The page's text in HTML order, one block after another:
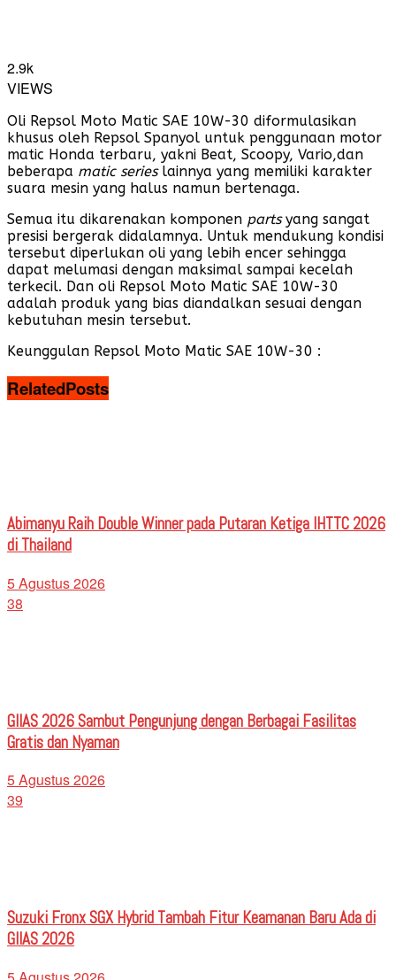
2.9k
VIEWS
Oli Repsol Moto Matic SAE 10W-30 diformulasikan
khusus oleh Repsol Spanyol untuk penggunaan motor
matic Honda terbaru, yakni Beat, Scoopy, Vario,dan
beberapa matic serieslainnya yang memiliki karakter
suara mesin yang halus namun bertenaga.
Semua itu dikarenakan komponen partsyang sangat
presisi bergerak didalamnya. Untuk mendukung kondisi
tersebut diperlukan oli yang lebih encer sehingga
dapat melumasi dengan maksimal sampai kecelah
terkecil. Dan oli Repsol Moto Matic SAE 10W-30
adalah produk yang bias diandalkan sesuai dengan
kebutuhan mesin tersebut.
Keunggulan Repsol Moto Matic SAE 10W-30 :
RelatedPosts
Abimanyu Raih Double Winner pada Putaran Ketiga IHTTC 2026
di Thailand
5 Agustus 2026
38
GIIAS 2026 Sambut Pengunjung dengan Berbagai Fasilitas
Gratis dan Nyaman
5 Agustus 2026
39
Suzuki Fronx SGX Hybrid Tambah Fitur Keamanan Baru Ada di
GIIAS 2026